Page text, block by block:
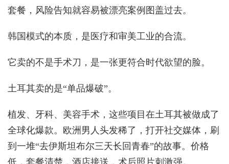
套餐，风险告知就容易被漂亮案例图盖过去。
韩国模式的本质，是医疗和审美工业的合流。
它卖的不是手术刀，是一张更符合时代欲望的脸。
土耳其卖的是“单品爆破”。
植发、牙科、美容手术，这些项目在土耳其被做成了
全球化爆款。欧洲男人头发稀了，打开社交媒体，刷
到一堆“去伊斯坦布尔三天长回青春”的故事。价格
低，套餐清楚，酒店接送，术后照片刺激强。